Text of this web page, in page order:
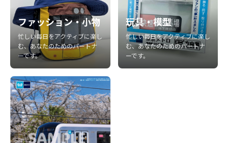
ファッション・小物
忙しい毎日をアクティブに楽し
む、あなたのためのパートナ
ーです。
玩具・模型
忙しい毎日をアクティブに楽し
む、あなたのためのパートナ
ーです。